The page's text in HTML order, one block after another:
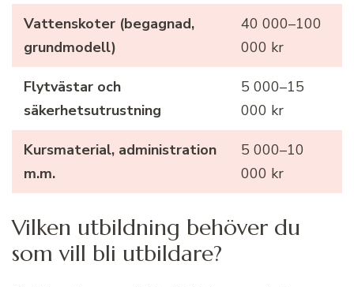
Vattenskoter (begagnad,
grundmodell)
40 000–100
000 kr
Flytvästar och
säkerhetsutrustning
5 000–15
000 kr
Kursmaterial, administration
m.m.
5 000–10
000 kr
Vilken utbildning behöver du
som vill bli utbildare?